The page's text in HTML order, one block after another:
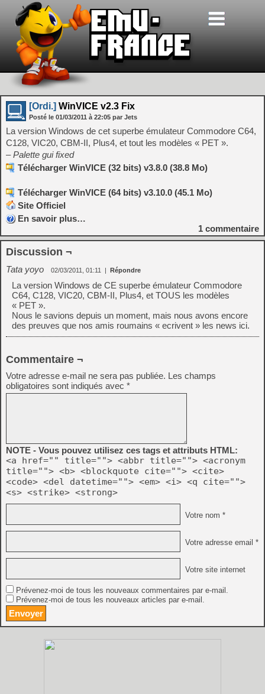
[Ordi.] WinVICE v2.3 Fix
Posté le 01/03/2011 à 22:05 par Jets
La version Windows de cet superbe émulateur Commodore C64,
C128, VIC20, CBM-II, Plus4, et tout les modèles « PET ».
– Palette gui fixed
Télécharger WinVICE (32 bits) v3.8.0 (38.8 Mo)
Télécharger WinVICE (64 bits) v3.10.0 (45.1 Mo)
Site Officiel
En savoir plus…
1 commentaire
Discussion ¬
Tata yoyo 02/03/2011, 01:11 | Répondre
La version Windows de CE superbe émulateur Commodore
C64, C128, VIC20, CBM-II, Plus4, et TOUS les modèles
« PET ».
Nous le savions depuis un moment, mais nous avons encore
des preuves que nos amis roumains « ecrivent » les news ici.
Commentaire ¬
Votre adresse e-mail ne sera pas publiée. Les champs
obligatoires sont indiqués avec *
NOTE - Vous pouvez utilisez ces tags et attributs HTML:
<a href="" title=""> <abbr title=""> <acronym
title=""> <b> <blockquote cite=""> <cite>
<code> <del datetime=""> <em> <i> <q cite="">
<s> <strike> <strong>
Votre nom *
Votre adresse email *
Votre site internet
Prévenez-moi de tous les nouveaux commentaires par e-mail.
Prévenez-moi de tous les nouveaux articles par e-mail.